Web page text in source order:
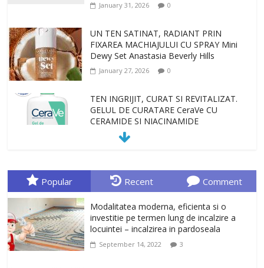
January 31, 2026 0
UN TEN SATINAT, RADIANT PRIN
FIXAREA MACHIAJULUI CU SPRAY Mini
Dewy Set Anastasia Beverly Hills
January 27, 2026 0
TEN INGRIJIT, CURAT SI REVITALIZAT.
GELUL DE CURATARE CeraVe CU
CERAMIDE SI NIACINAMIDE
January 23, 2026
ori o provocare. Idei inedite, cadouri
originale, le puteti avea la Giftspot.ro,
alegere buna, Oglinda de baie cu mărire
și iluminare LED
February 20, 2026 0
Popular Recent Comment
Modalitatea moderna, eficienta si o
investitie pe termen lung de incalzire a
locuintei – incalzirea in pardoseala
September 14, 2022 3